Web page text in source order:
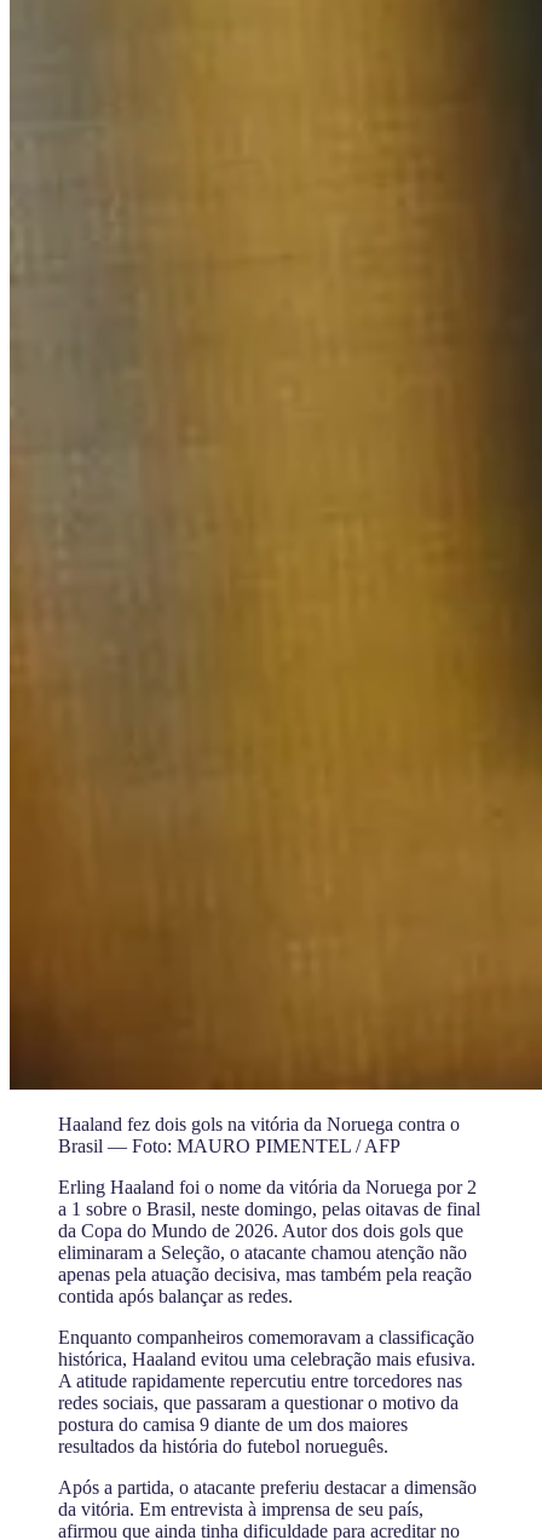
Haaland fez dois gols na vitória da Noruega contra o
Brasil — Foto: MAURO PIMENTEL / AFP
Erling Haaland foi o nome da vitória da Noruega por 2
a 1 sobre o Brasil, neste domingo, pelas oitavas de final
da Copa do Mundo de 2026. Autor dos dois gols que
eliminaram a Seleção, o atacante chamou atenção não
apenas pela atuação decisiva, mas também pela reação
contida após balançar as redes.
Enquanto companheiros comemoravam a classificação
histórica, Haaland evitou uma celebração mais efusiva.
A atitude rapidamente repercutiu entre torcedores nas
redes sociais, que passaram a questionar o motivo da
postura do camisa 9 diante de um dos maiores
resultados da história do futebol norueguês.
Após a partida, o atacante preferiu destacar a dimensão
da vitória. Em entrevista à imprensa de seu país,
afirmou que ainda tinha dificuldade para acreditar no